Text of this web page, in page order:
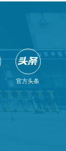
官方头条